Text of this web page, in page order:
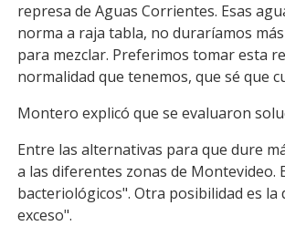
Email
Copy
Link
represa de Aguas Corrientes. Esas
norma a raja tabla, no duraríamos
para mezclar. Preferimos tomar esta
normalidad que tenemos, que sé que
Montero explicó que se evaluaron
Entre las alternativas para que dure
a las diferentes zonas de
bacteriológicos". Otra posibilidad es
exceso".